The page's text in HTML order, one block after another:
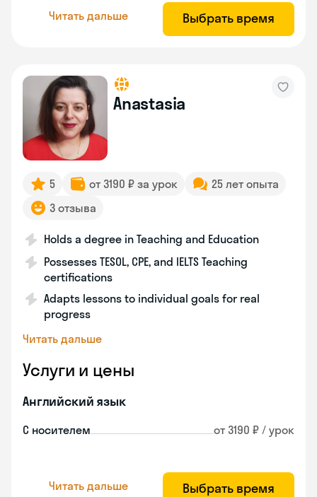
Читать дальше Выбрать время
Anastasia
5 от 3190 ₽ за урок
25 лет опыта
3 отзыва
Holds a degree in Teaching and Education
Possesses TESOL, CPE, and IELTS Teaching
certifications
Adapts lessons to individual goals for real
progress
Читать дальше
Услуги и цены
Английский язык
С носителем от 3190 ₽ / урок
Читать дальше Выбрать время